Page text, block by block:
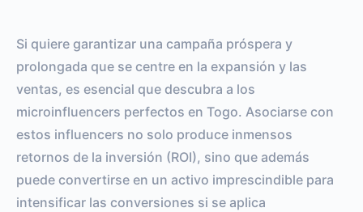
ENGAGEMENT RATE
Si quiere garantizar una campaña próspera y
prolongada que se centre en la expansión y las
ventas, es esencial que descubra a los
microinfluencers perfectos en Togo. Asociarse con
estos influencers no solo produce inmensos
retornos de la inversión (ROI), sino que además
puede convertirse en un activo imprescindible para
intensificar las conversiones si se aplica